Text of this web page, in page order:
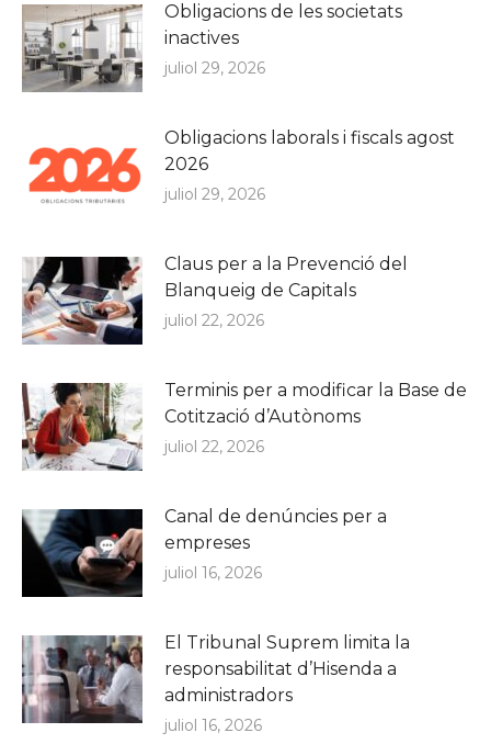
Obligacions de les societats
inactives
juliol 29, 2026
Obligacions laborals i fiscals agost
2026
juliol 29, 2026
Claus per a la Prevenció del
Blanqueig de Capitals
juliol 22, 2026
Terminis per a modificar la Base de
Cotització d’Autònoms
juliol 22, 2026
Canal de denúncies per a
empreses
juliol 16, 2026
El Tribunal Suprem limita la
responsabilitat d’Hisenda a
administradors
juliol 16, 2026